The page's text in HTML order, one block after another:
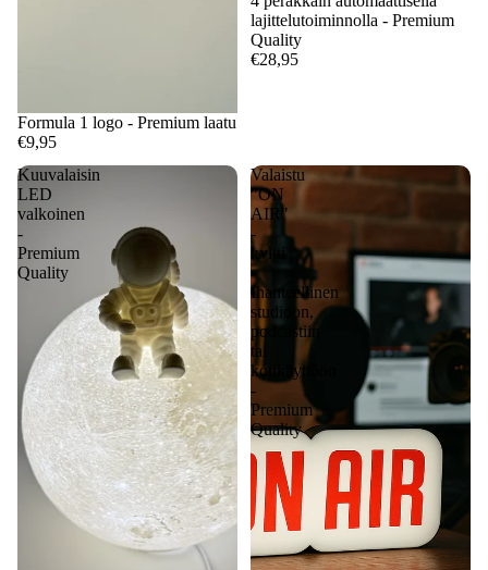
Formula 1 logo - Premium laatu
€9,95
lajittelutoiminnolla - Premium
Quality
€28,95
Kuuvalaisin
LED
valkoinen
-
Premium
Quality
Valaistu
"ON
AIR"
-
kyltti
-
Ihanteellinen
studioon,
podcastiin
tai
kotikäyttöön
-
Premium
Quality